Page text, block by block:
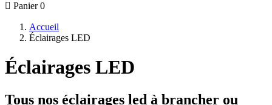
 Panier 0
Accueil
Éclairages LED
Éclairages LED
Tous nos éclairages led à brancher ou